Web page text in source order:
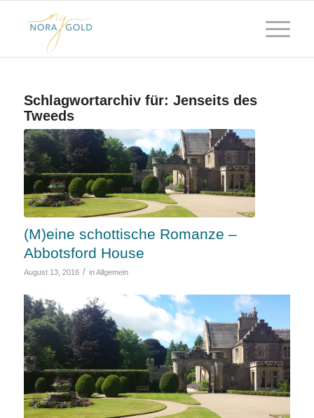
Schlagwortarchiv für: Jenseits des
Tweeds
(M)eine schottische Romanze –
Abbotsford House
August 13, 2016 / inAllgemein